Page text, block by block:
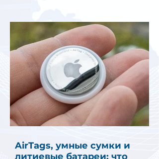
AirTags, умные сумки и
литиевые батареи: что